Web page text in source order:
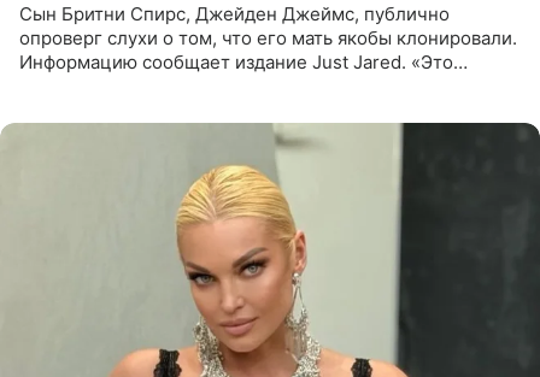
Сын Бритни Спирс, Джейден Джеймс, публично
опроверг слухи о том, что его мать якобы клонировали.
Информацию сообщает издание Just Jared. «Это